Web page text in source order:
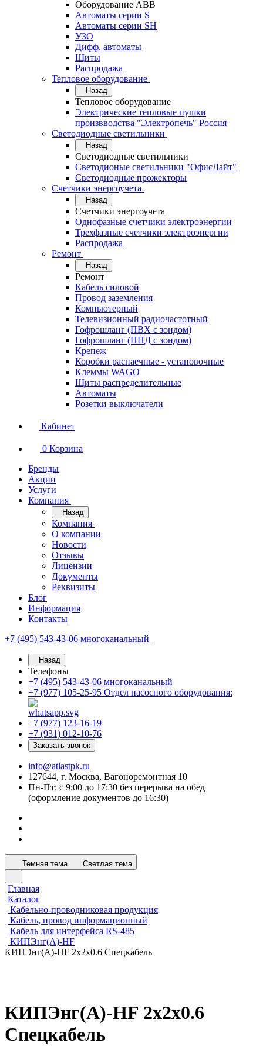
Оборудование АВВ
Автоматы серии S
Автоматы серии SH
УЗО
Дифф. автоматы
Щиты
Распродажа
Тепловое оборудование
Назад
Тепловое оборудование
Электрические тепловые пушки
произвводства "Электропечь" Россия
Светодиодные светильники
Назад
Светодиодные светильники
Светодионые светильники "ОфисЛайт"
Светодиодные прожекторы
Счетчики энергоучета
Назад
Счетчики энергоучета
Однофазные счетчики электроэнергии
Трехфазные счетчики электроэнергии
Распродажа
Ремонт
Назад
Ремонт
Кабель силовой
Провод заземления
Компьютерный
Телевизионный радиочастотный
Гофрошланг (ПВХ с зондом)
Гофрошланг (ПНД с зондом)
Крепеж
Коробки распаечные - установочные
Клеммы WAGO
Щиты распределительные
Автоматы
Розетки выключатели
Кабинет
0 Корзина
Бренды
Акции
Услуги
Компания
Назад
Компания
О компании
Новости
Отзывы
Лицензии
Документы
Реквизиты
Блог
Информация
Контакты
+7 (495) 543-43-06 многоканальный
Назад
Телефоны
+7 (495) 543-43-06 многоканальный
+7 (977) 105-25-95 Отдел насосного оборудования:
+7 (977) 123-16-19
+7 (931) 012-10-76
Заказать звонок
info@atlastpk.ru
127644, г. Москва, Вагоноремонтная 10
Пн-Пт: с 9:00 до 17:30 без перерыва на обед
(оформление документов до 16:30)
Темная тема Светлая тема
Главная
Каталог
Кабельно-проводниковая продукция
Кабель, провод информационный
Кабель для интерфейса RS-485
КИПЭнг(А)-HF
КИПЭнг(А)-HF 2х2х0.6 Спецкабель
КИПЭнг(А)-HF 2х2х0.6
Спецкабель